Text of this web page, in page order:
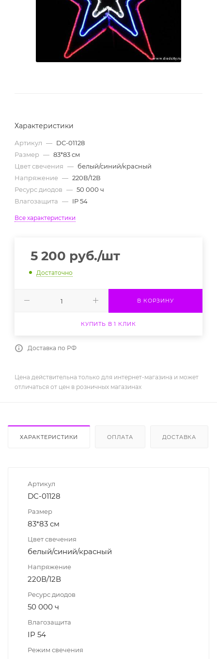
Характеристики
Артикул — DC-01128
Размер — 83*83 см
Цвет свечения — белый/синий/красный
Напряжение — 220В/12В
Ресурс диодов — 50 000 ч
Влагозащита — IP 54
Все характеристики
5 200 руб./шт
Достаточно
В КОРЗИНУ
КУПИТЬ В 1 КЛИК
Доставка по РФ
Цена действительна только для интернет-магазина и может
отличаться от цен в розничных магазинах
ХАРАКТЕРИСТИКИ ОПЛАТА ДОСТАВКА
Артикул
DC-01128
Размер
83*83 см
Цвет свечения
белый/синий/красный
Напряжение
220В/12В
Ресурс диодов
50 000 ч
Влагозащита
IP 54
Режим свечения